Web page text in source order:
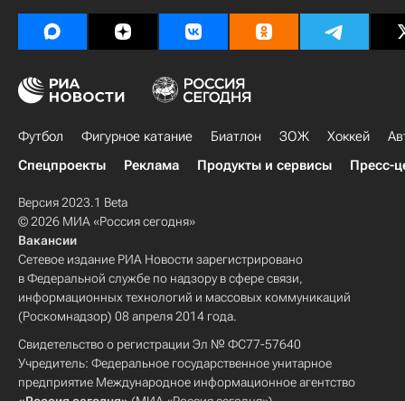
Футбол Фигурное катание Биатлон ЗОЖ Хоккей
Спецпроекты
Реклама Продукты и сервисы Пресс-
Версия 2023.1 Beta
© 2026 МИА «Россия сегодня»
Вакансии
Сетевое издание РИА Новости зарегистрировано
в Федеральной службе по надзору в сфере связи,
информационных технологий и массовых коммуникаций
(Роскомнадзор) 08 апреля 2014 года.
Свидетельство о регистрации Эл № ФС77-57640
Учредитель: Федеральное государственное унитарное
предприятие Международное информационное агентство